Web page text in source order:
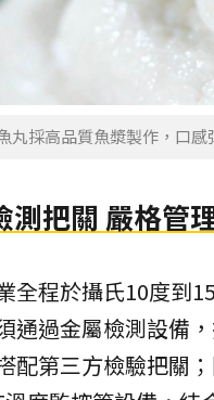
丸採高品質魚漿製作，口感
測把關 嚴格管
全程於攝氏10度到
通過金屬檢測設備
配第三方檢驗把關